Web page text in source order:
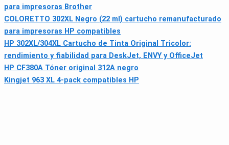
para impresoras Brother
COLORETTO 302XL Negro (22 ml) cartucho remanufacturado
para impresoras HP compatibles
HP 302XL/304XL Cartucho de Tinta Original Tricolor:
rendimiento y fiabilidad para DeskJet, ENVY y OfficeJet
HP CF380A Tóner original 312A negro
Kingjet 963 XL 4-pack compatibles HP